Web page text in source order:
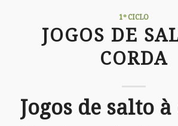
1º CICLO
JOGOS DE
CORDA
Jogos de salto